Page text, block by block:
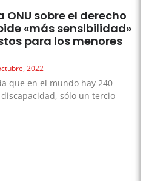
ONU sobre el derecho
«más sensibilidad»
para los menores
2022
que en el mundo hay 240
sólo un tercio